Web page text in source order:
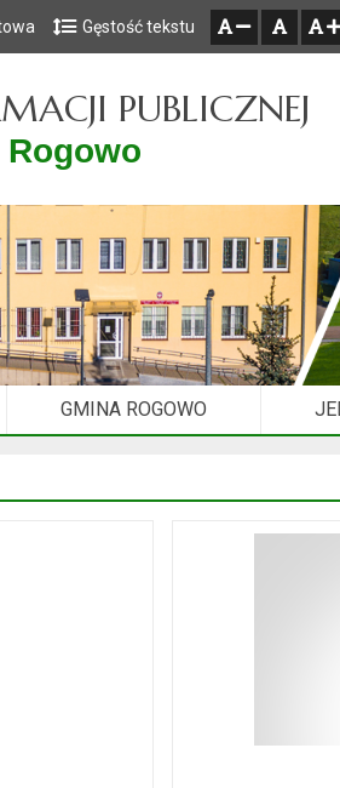
menu
do treści
mapy serwisuGęstość tekstu
PUBLICZNEJ
GMINA ROGOWO